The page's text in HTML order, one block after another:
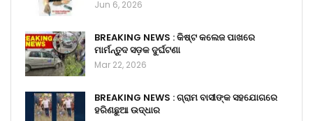
Jun 6, 2026
BREAKING NEWS : କିଷ୍ଟ କଲେଜ ପାଖରେ
ମାର୍ମନ୍ତୁଦ ସଡ଼କ ଦୁର୍ଘଟଣା
Mar 22, 2026
BREAKING NEWS : ଗ୍ରାମ ବାସୀଙ୍କ ସହଯୋଗରେ
ହରିଣଛୁଆ ଉଦ୍ଧାର